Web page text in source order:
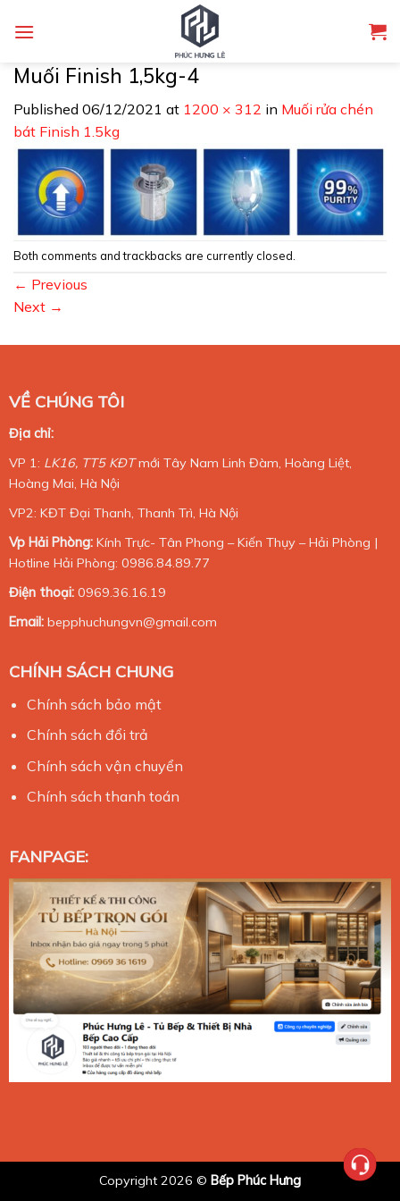
Muối Finish 1,5kg-4
Published 06/12/2021 at 1200 × 312 in Muối rửa chén
bát Finish 1.5kg
Both comments and trackbacks are currently closed.
← Previous
Next →
VỀ CHÚNG TÔI
Địa chỉ:
VP 1: LK16, TT5 KĐTmới Tây Nam Linh Đàm, Hoàng Liệt,
Hoàng Mai, Hà Nội
VP2: KĐT Đại Thanh, Thanh Trì, Hà Nội
Vp Hải Phòng:Kính Trực- Tân Phong – Kiến Thụy – Hải Phòng |
Hotline Hải Phòng: 0986.84.89.77
Điện thoại:0969.36.16.19
Email:bepphuchungvn@gmail.com
CHÍNH SÁCH CHUNG
Chính sách bảo mật
Chính sách đổi trả
Chính sách vận chuyển
Chính sách thanh toán
FANPAGE:
Copyright 2026 © Bếp Phúc Hưng